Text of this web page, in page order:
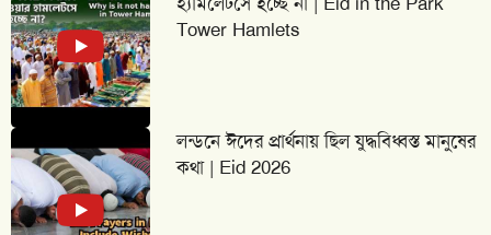
Tower Hamlets
লন্ডনে ঈদের প্রার্থনায় ছিল যুদ্ধবিধ্বস্ত মানুষের
কথা | Eid 2026